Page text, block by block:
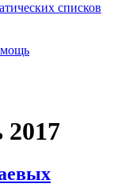
списков
2017